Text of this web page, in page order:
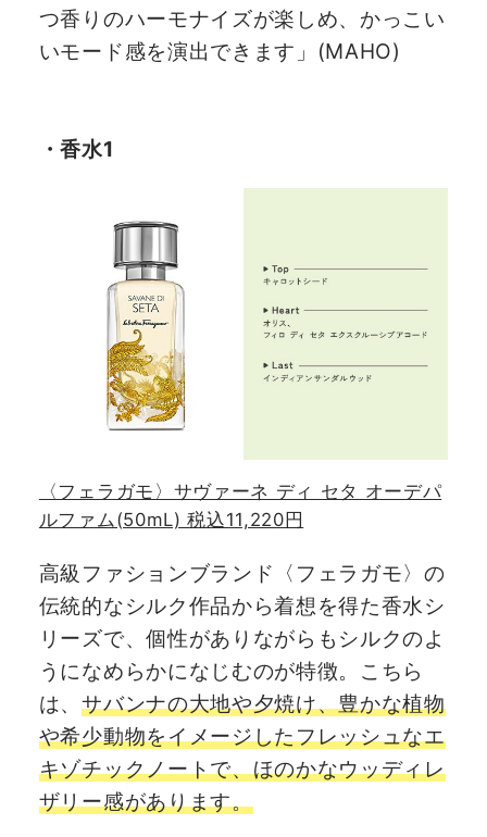
つ香りのハーモナイズが楽しめ、かっこい
いモード感を演出できます」(MAHO)
・香水1
〈フェラガモ〉サヴァーネ ディ セタ オーデパ
ルファム(50mL) 税込11,220円
高級ファションブランド〈フェラガモ〉の
伝統的なシルク作品から着想を得た香水シ
リーズで、個性がありながらもシルクのよ
うになめらかになじむのが特徴。こちら
は、サバンナの大地や夕焼け、豊かな植物
や希少動物をイメージしたフレッシュなエ
キゾチックノートで、ほのかなウッディレ
ザリー感があります。